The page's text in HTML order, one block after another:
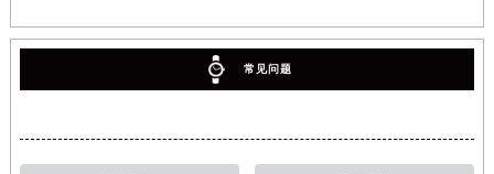
常见问题